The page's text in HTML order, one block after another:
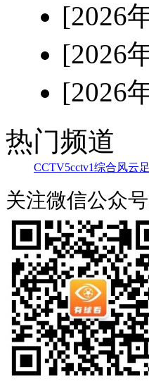
[2026
[2026
[2026
热门频道
CCTV5cctv1综合风云
关注微信公众